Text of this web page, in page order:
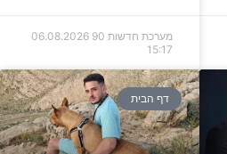
מערכת חדשות 90
06.08.2026
15:17
דף הבית